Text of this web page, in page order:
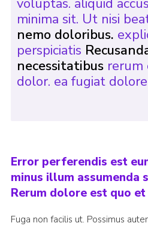
minima sit. Ut nisi
nemo doloribus.
perspiciatis
necessitatibusrerum
dolor. ea fugiat
Error perferendis est
minus illum assumenda
Rerum dolore est quo et
Fuga non facilis ut. Possimus